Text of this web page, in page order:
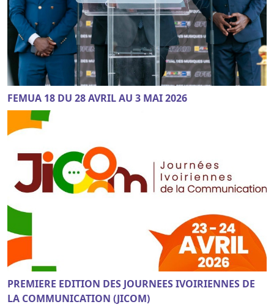
FEMUA 18 DU 28 AVRIL AU 3 MAI 2026
PREMIERE EDITION DES JOURNEES IVOIRIENNES DE
LA COMMUNICATION (JICOM)